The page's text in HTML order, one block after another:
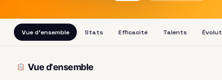
Vue d'ensemble Stats Efficacité Talents
Vue d'ensemble